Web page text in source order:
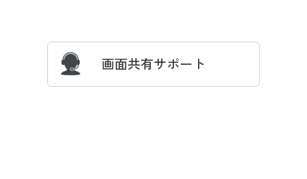
画面共有サポート